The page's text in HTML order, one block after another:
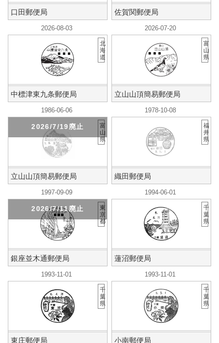
口田郵便局 佐賀関郵便局
2026-08-03
中標津東九条郵便局
北
海
道
2026-07-20
立山山頂簡易郵便局
富
山
県
1986-06-06
立山山頂簡易郵便局
2026/7/19廃止
富
山
県
1978-10-08
織田郵便局
福
井
県
1997-09-09
銀座並木通郵便局
2026/7/11廃止
東
京
都
1994-06-01
蓮沼郵便局
千
葉
県
1993-11-01
東庄郵便局
千
葉
県
1993-11-01
小南郵便局
千
葉
県